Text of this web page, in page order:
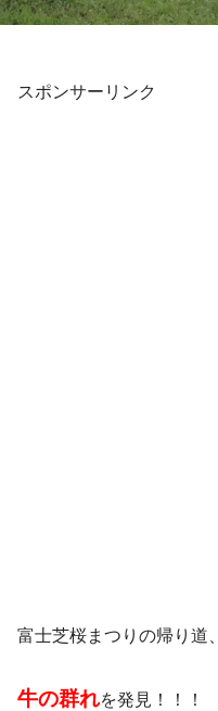
スポンサーリンク
富士芝桜まつりの帰り道、
牛の群れを発見！！！